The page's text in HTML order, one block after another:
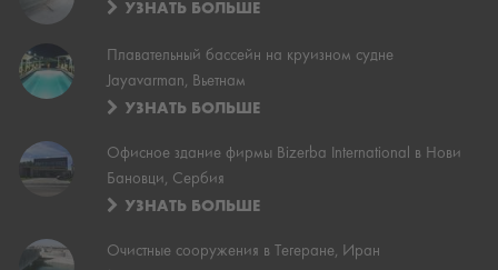
УЗНАТЬ БОЛЬШЕ
Плавательный бассейн на круизном судне
Jayavarman, Вьетнам
УЗНАТЬ БОЛЬШЕ
Офисное здание фирмы Bizerba International в Нови
Бановци, Сербия
УЗНАТЬ БОЛЬШЕ
Очистные сооружения в Тегеране, Иран